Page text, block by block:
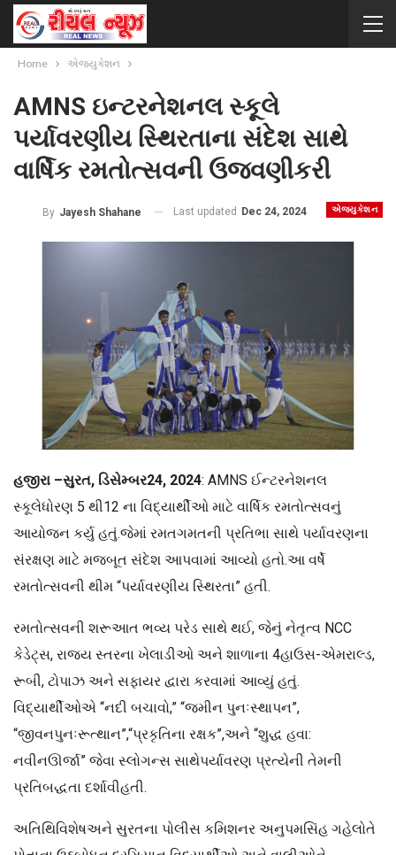
Home એજ્યુકેશન
AMNS ઇન્ટરનેશનલ સ્કૂલે
પર્યાવરણીય સ્થિરતાના સંદેશ સાથે
વાર્ષિક રમતોત્સવની ઉજવણીકરી
એજ્યુકેશન
By Jayesh Shahane Last updated Dec 24, 2024
હજીરા –સુરત, ડિસેમ્બર24, 2024: AMNS ઈન્ટરનેશનલ
સ્કૂલેધોરણ 5 થી12 ના વિદ્યાર્થીઓ માટે વાર્ષિક રમતોત્સવનું
આયોજન કર્યુ હતું.જેમાં રમતગમતની પ્રતિભા સાથે પર્યાવરણના
સંરક્ષણ માટે મજબૂત સંદેશ આપવામાં આવ્યો હતો.આ વર્ષે
રમતોત્સવની થીમ “પર્યાવરણીય સ્થિરતા” હતી.
રમતોત્સવની શરૂઆત ભવ્ય પરેડ સાથે થઈ, જેનું નેતૃત્વ NCC
કેડેટ્સ, રાજ્ય સ્તરના ખેલાડીઓ અને શાળાના 4હાઉસ-એમરાલ્ડ,
રૂબી, ટોપાઝ અને સફાયર દ્વારા કરવામાં આવ્યું હતું.
વિદ્યાર્થીઓએ “નદી બચાવો,” “જમીન પુનઃસ્થાપન”,
“જીવનપુનઃરૂત્થાન”,“પ્રકૃતિના રક્ષક”,અને “શુદ્ધ હવા:
નવીનઊર્જા” જેવા સ્લોગન્સ સાથેપર્યાવરણ પ્રત્યેની તેમની
પ્રતિબદ્ધતા દર્શાવીહતી.
અતિથિવિશેષઅને સુરતના પોલીસ કમિશનર અનુપમસિંહ ગહેલોતે